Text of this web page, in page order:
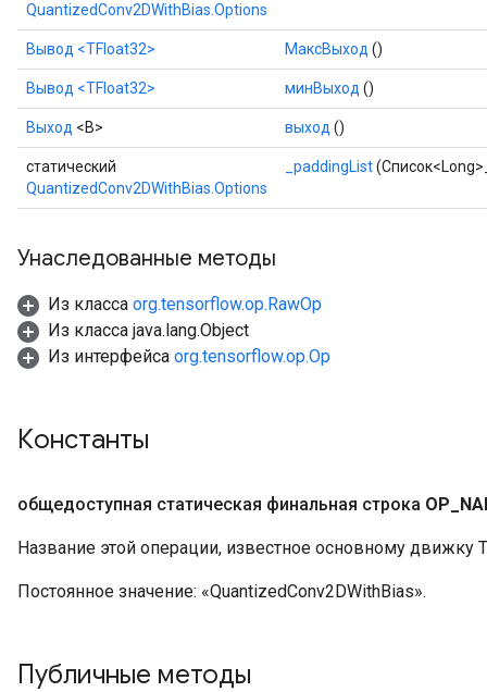
QuantizedConv2DWithBias.Options
Вывод <TFloat32> МаксВыход ()
Вывод <TFloat32> минВыход ()
Выход <В> выход ()
статический
QuantizedConv2DWithBias.Options
_paddingList
Унаследованные методы
Из класса org.tensorflow.op.RawOp
Из класса java.lang.Object
Из интерфейса org.tensorflow.op.Op
Константы
общедоступная статическая финальная строка OP
Название этой операции, известное основному движку
Постоянное значение: «QuantizedConv2DWithBias».
Публичные методы